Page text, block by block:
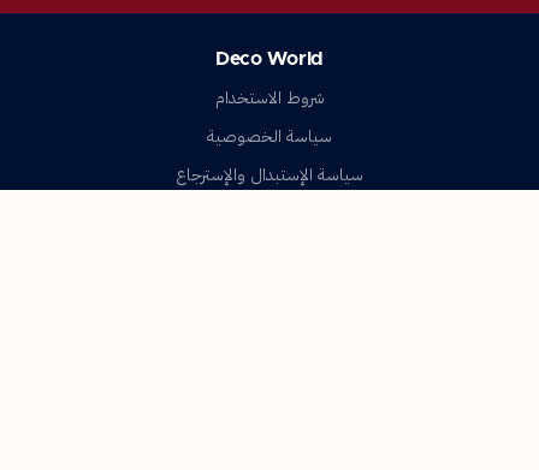
Deco World
شروط الاستخدام
سياسة الخصوصية
سياسة الإستبدال والإسترجاع